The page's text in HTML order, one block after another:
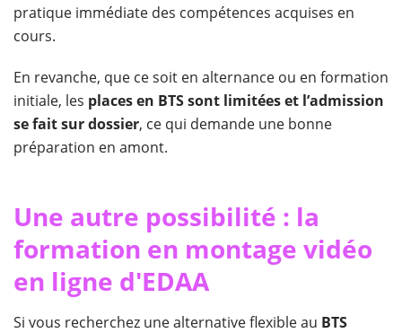
pratique immédiate des compétences acquises en
cours.
En revanche, que ce soit en alternance ou en formation
initiale, les places en BTS sont limitées et l’admission
se fait sur dossier, ce qui demande une bonne
préparation en amont.
Une autre possibilité : la
formation en montage vidéo
en ligne d'EDAA
Si vous recherchez une alternative flexible au BTS